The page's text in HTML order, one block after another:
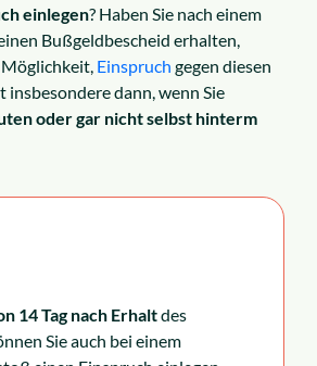
einlegen? Haben Sie nach einem
Bußgeldbescheid erhalten,
Einspruch gegen diesen
insbesondere dann, wenn Sie
oder gar nicht selbst hinterm
14 Tag nach Erhaltdes
Sie auch bei einem